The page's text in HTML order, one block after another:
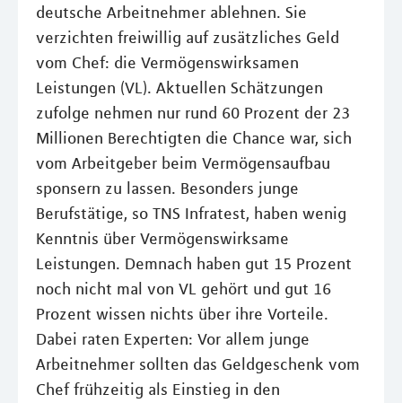
deutsche Arbeitnehmer ablehnen. Sie
verzichten freiwillig auf zusätzliches Geld
vom Chef: die Vermögenswirksamen
Leistungen (VL). Aktuellen Schätzungen
zufolge nehmen nur rund 60 Prozent der 23
Millionen Berechtigten die Chance war, sich
vom Arbeitgeber beim Vermögensaufbau
sponsern zu lassen. Besonders junge
Berufstätige, so TNS Infratest, haben wenig
Kenntnis über Vermögenswirksame
Leistungen. Demnach haben gut 15 Prozent
noch nicht mal von VL gehört und gut 16
Prozent wissen nichts über ihre Vorteile.
Dabei raten Experten: Vor allem junge
Arbeitnehmer sollten das Geldgeschenk vom
Chef frühzeitig als Einstieg in den